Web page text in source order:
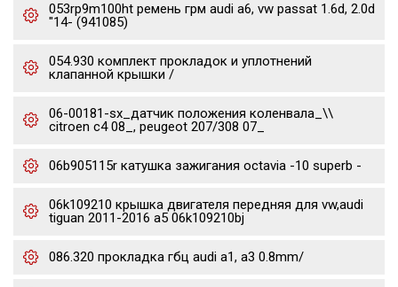
053rp9m100ht ремень грм audi a6, vw passat 1.6d, 2.0d
"14- (941085)
054.930 комплект прокладок и уплотнений
клапанной крышки /
06-00181-sx_датчик положения коленвала_\\
citroen c4 08_, peugeot 207/308 07_
06b905115r катушка зажигания octavia -10 superb -
06k109210 крышка двигателя передняя для vw,audi
tiguan 2011-2016 a5 06k109210bj
086.320 прокладка гбц audi a1, a3 0.8mm/